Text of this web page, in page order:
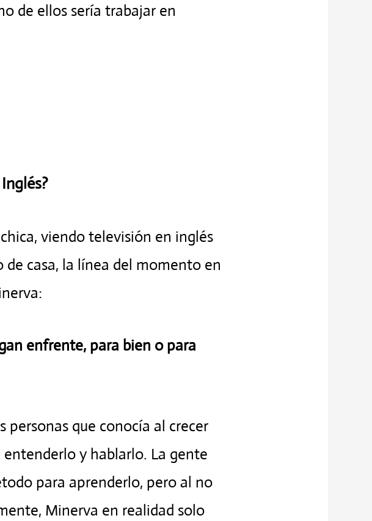
de ellos sería trabajar en
viendo televisión en inglés
casa, la línea del momento en
enfrente, para bien o para
personas que conocía al crecer
y hablarlo. La gente
para aprenderlo, pero al no
Minerva en realidad solo